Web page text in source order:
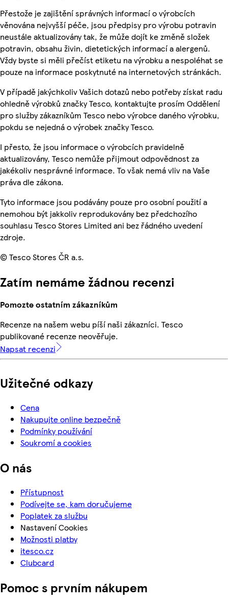
Přestože je zajištění správných informací o výrobcích
věnována nejvyšší péče, jsou předpisy pro výrobu potravin
neustále aktualizovány tak, že může dojít ke změně složek
potravin, obsahu živin, dietetických informací a alergenů.
Vždy byste si měli přečíst etiketu na výrobku a nespoléhat se
pouze na informace poskytnuté na internetových stránkách.
V případě jakýchkoliv Vašich dotazů nebo potřeby získat radu
ohledně výrobků značky Tesco, kontaktujte prosím Oddělení
pro služby zákazníkům Tesco nebo výrobce daného výrobku,
pokdu se nejedná o výrobek značky Tesco.
I přesto, že jsou informace o výrobcích pravidelně
aktualizovány, Tesco nemůže přijmout odpovědnost za
jakékoliv nesprávné informace. To však nemá vliv na Vaše
práva dle zákona.
Tyto informace jsou podávány pouze pro osobní použití a
nemohou být jakkoliv reprodukovány bez předchozího
souhlasu Tesco Stores Limited ani bez řádného uvedení
zdroje.
© Tesco Stores ČR a.s.
Zatím nemáme žádnou recenzi
Pomozte ostatním zákazníkům
Recenze na našem webu píší naši zákazníci. Tesco
publikované recenze neověřuje.
Napsat recenzi
Užitečné odkazy
Cena
Nakupujte online bezpečně
Podmínky používání
Soukromí a cookies
O nás
Přístupnost
Podívejte se, kam doručujeme
Poplatek za službu
Nastavení Cookies
Možnosti platby
itesco.cz
Clubcard
Pomoc s prvním nákupem